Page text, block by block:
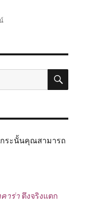
ค้น
ระนั้นคุณสามารถ
าร่า ตึงจริงแตก